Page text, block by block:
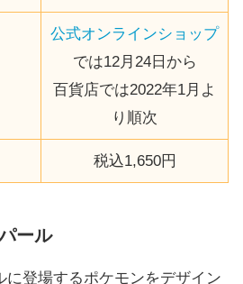
公式オンラインショップ
では12月24日から
百貨店では2022年1月よ
り順次
税込1,650円
ール
に登場するポケモンをデザイン